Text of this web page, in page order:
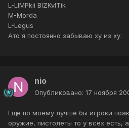
L-LIMPkii BIZKvITik
M-Morda
L-Legus
Ато я постоянно забываю ху из ху.
nio
Опубликовано: 17 ноября
Ещё по моему лучше бы игроки
оружие, пистолеты то у всех есть,